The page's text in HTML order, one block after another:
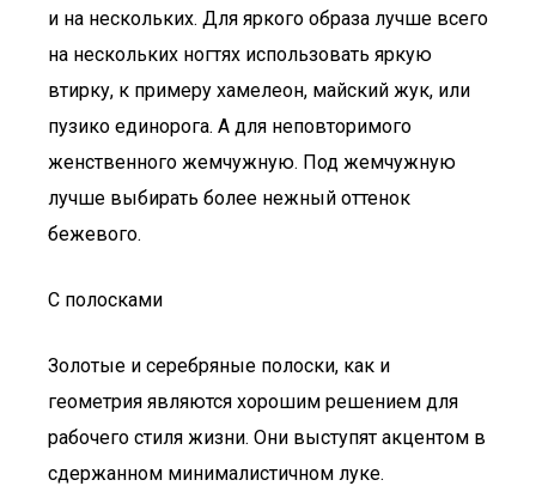
и на нескольких. Для яркого образа лучше всего
на нескольких ногтях использовать яркую
втирку, к примеру хамелеон, майский жук, или
пузико единорога. А для неповторимого
женственного жемчужную. Под жемчужную
лучше выбирать более нежный оттенок
бежевого.
С полосками
Золотые и серебряные полоски, как и
геометрия являются хорошим решением для
рабочего стиля жизни. Они выступят акцентом в
сдержанном минималистичном луке.